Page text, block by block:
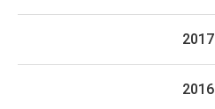
2017
2016